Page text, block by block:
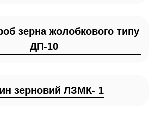
зерна жолобкового типу
ДП-10
зерновий ЛЗМК- 1